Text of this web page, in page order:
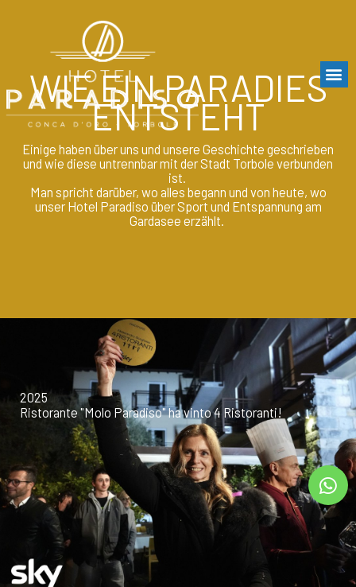
WIE EIN PARADIES
ENTSTEHT
Einige haben überuns und unsere Geschichte geschrieben
und wie diese untrennbarmit der Stadt Torbole verbunden
ist.
Man spricht darüber, wo alles begann und von heute, wo
unserHotel Paradiso überSport und Entspannung am
Gardasee erzählt.
2025
Ristorante "Molo Paradiso" ha vinto 4 Ristoranti!